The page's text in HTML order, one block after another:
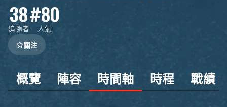
38
追隨者
#80
人氣
關注
概覽 陣容 時間軸 時程 戰績